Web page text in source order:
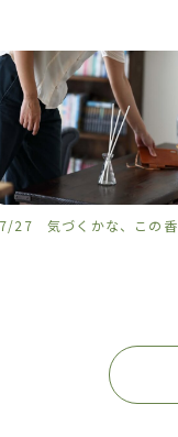
7/27 気づくかな、この香